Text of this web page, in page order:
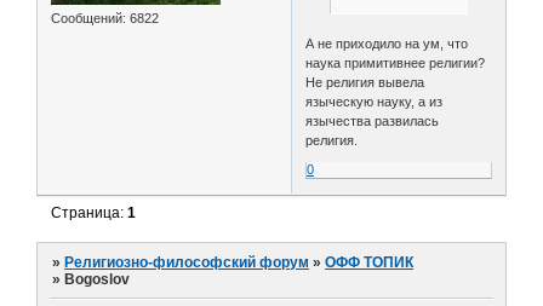
Сообщений: 6822
А не приходило на ум, что
наука примитивнее религии?
Не религия вывела
языческую науку, а из
язычества развилась
религия.
0
Страница:1
» Религиозно-философский форум »ОФФ ТОПИК
» Bogoslov